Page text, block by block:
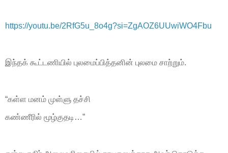
https://youtu.be/2RfG5u_8o4g?si=ZgAOZ6UUwiWO4Fbu
இந்தக் கூட்டணியில் புலமைப்பித்தனின் புலமை சாற்றும்.
“கள்ள மனம் முள்ளு தச்சி
கண்ணீரில் மூழ்குதடி…”